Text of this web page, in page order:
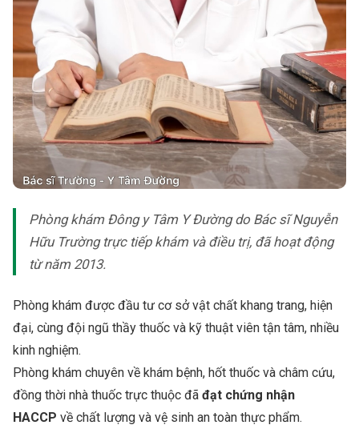
Phòng khám Đông y Tâm Y Đường do Bác sĩ Nguyễn
Hữu Trường trực tiếp khám và điều trị, đã hoạt động
từ năm 2013.
Phòng khám được đầu tư cơ sở vật chất khang trang, hiện
đại, cùng đội ngũ thầy thuốc và kỹ thuật viên tận tâm, nhiều
kinh nghiệm.
Phòng khám chuyên về khám bệnh, hốt thuốc và châm cứu,
đồng thời nhà thuốc trực thuộc đã đạt chứng nhận
HACCP về chất lượng và vệ sinh an toàn thực phẩm.